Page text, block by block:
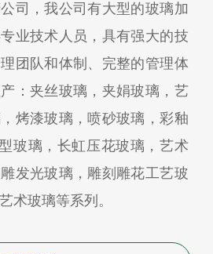
司，我公司有大型的玻璃加
业技术人员，具有强大的技
团队和体制、完整的管理体
：夹丝玻璃，夹娟玻璃，艺
烤漆玻璃，喷砂玻璃，彩釉
玻璃，长虹压花玻璃，艺术
发光玻璃，雕刻雕花工艺玻
术玻璃等系列。